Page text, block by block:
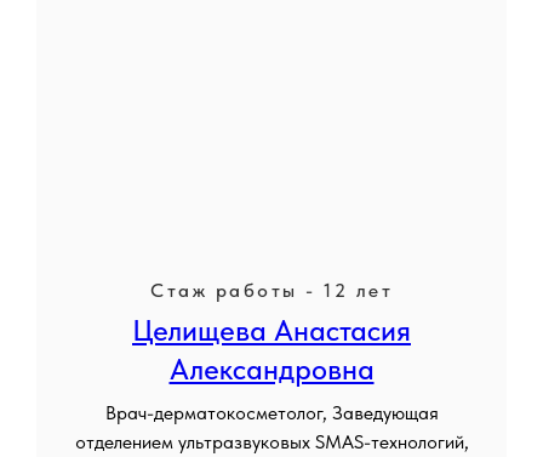
Стаж работы - 12 лет
Целищева Анастасия
Александровна
Врач-дерматокосметолог, Заведующая
отделением ультразвуковых SMAS-технологий,